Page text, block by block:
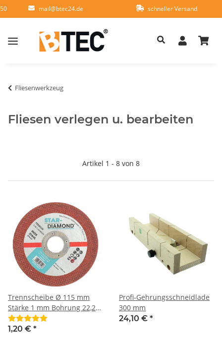
mail@btec24.de schneller Versand
Fliesenwerkzeug
Fliesen verlegen u. bearbeiten
Artikel 1 - 8 von 8
Trennscheibe Ø 115 mm
Stärke 1 mm Bohrung 22,23
mm INOX spezial Metall
Stahl
1,20 € *
Profi-Gehrungsschneidlade
300 mm
24,10 € *